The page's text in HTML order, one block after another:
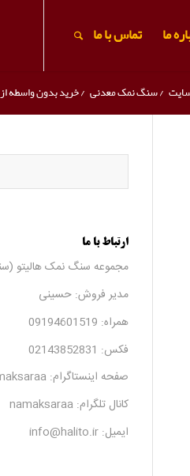
ما تماس با ما
/سنگ نمک معدنی /خرید بدون واسطه
ارتباط با ما
مجموعه سنگ نمک هالیتو
مدیر فروش: حسینی
همراه: 09194601519
فکس: 02143852831
صفحه اینستاگرام:
کانال تلگرام: namaksaraa
ایمیل: info@halito.ir